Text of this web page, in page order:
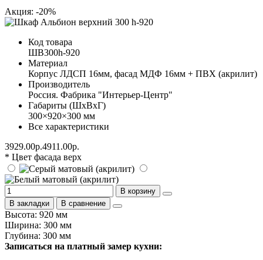
Акция: -20%
Код товара
ШВ300h-920
Материал
Корпус ЛДСП 16мм, фасад МДФ 16мм + ПВХ (акрилит)
Производитель
Россия. Фабрика "Интерьер-Центр"
Габариты (ШхВхГ)
300×920×300 мм
Все характеристики
3929.00р.4911.00р.
* Цвет фасада верх
В корзину
В закладки
В сравнение
Высота: 920 мм
Ширина: 300 мм
Глубина: 300 мм
Записаться на платный замер кухни: